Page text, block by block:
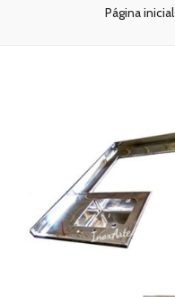
Página inicial